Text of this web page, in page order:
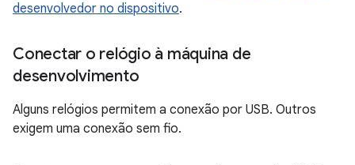
desenvolvedor no dispositivo.
Conectar o relógio à máquina de
desenvolvimento
Alguns relógios permitem a conexão por USB. Outros
exigem uma conexão sem fio.